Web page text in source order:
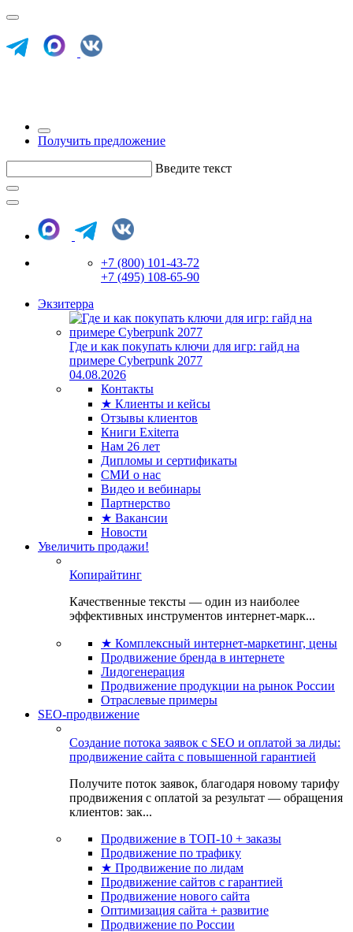
Получить предложение
Введите текст
+7 (800) 101-43-72
+7 (495) 108-65-90
Экзитерра
Где и как покупать ключи для игр: гайд на
примере Cyberpunk 2077
04.08.2026
Контакты
★ Клиенты и кейсы
Отзывы клиентов
Книги Exiterra
Нам 26 лет
Дипломы и сертификаты
СМИ о нас
Видео и вебинары
Партнерство
★ Вакансии
Новости
Увеличить продажи!
Копирайтинг
Качественные тексты — один из наиболее
эффективных инструментов интернет-марк...
★ Комплексный интернет-маркетинг, цены
Продвижение бренда в интернете
Лидогенерация
Продвижение продукции на рынок России
Отраслевые примеры
SEO-продвижение
Создание потока заявок с SEO и оплатой за лиды:
продвижение сайта с повышенной гарантией
Получите поток заявок, благодаря новому тарифу
продвижения с оплатой за результат — обращения
клиентов: зак...
Продвижение в ТОП-10 + заказы
Продвижение по трафику
★ Продвижение по лидам
Продвижение сайтов с гарантией
Продвижение нового сайта
Оптимизация сайта + развитие
Продвижение по России